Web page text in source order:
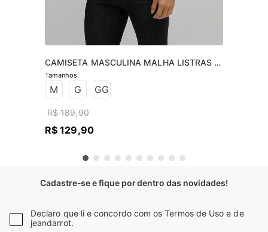
CAMISETA MASCULINA MALHA LISTRAS
MANGA
M G GG
R$ 189,90
R$ 129,90
Cadastre-se e fique por dentro das novidades!
Declaro que li e concordo com os Termos de Uso e de
jeandarrot.